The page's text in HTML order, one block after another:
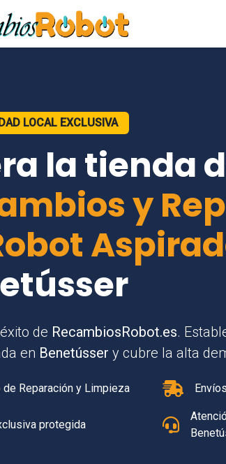
LOCAL EXCLUSIVA
la tienda
y
de RecambiosRobot.es.
en Benetússer y cubre la alta
Reparación y Limpieza
protegida